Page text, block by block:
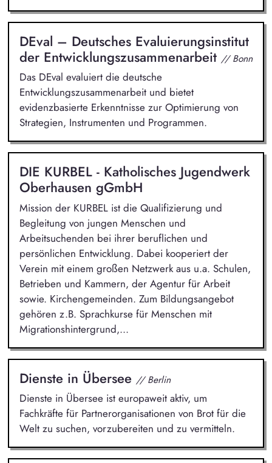
DEval – Deutsches Evaluierungsinstitut
der Entwicklungszusammenarbeit // Bonn
Das DEval evaluiert die deutsche
Entwicklungszusammenarbeit und bietet
evidenzbasierte Erkenntnisse zur Optimierung von
Strategien, Instrumenten und Programmen.
DIE KURBEL - Katholisches Jugendwerk
Oberhausen gGmbH
Mission der KURBEL ist die Qualifizierung und
Begleitung von jungen Menschen und
Arbeitsuchenden bei ihrer beruflichen und
persönlichen Entwicklung. Dabei kooperiert der
Verein mit einem großen Netzwerk aus u.a. Schulen,
Betrieben und Kammern, der Agentur für Arbeit
sowie. Kirchengemeinden. Zum Bildungsangebot
gehören z.B. Sprachkurse für Menschen mit
Migrationshintergrund,...
Dienste in Übersee // Berlin
Dienste in Übersee ist europaweit aktiv, um
Fachkräfte für Partnerorganisationen von Brot für die
Welt zu suchen, vorzubereiten und zu vermitteln.